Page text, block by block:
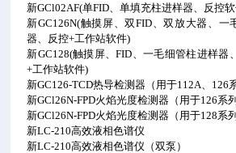
新GCl02AF(单FID、单填充柱进样器、反控
新GC126N(触摸屏、双FID、双放大器、一
器、反控+工作站软件)
新GC128(触摸屏、FID、一毛细管柱进样器
+工作站软件)
新GC126-TCD热导检测器（用于112A、126
新GCl26N-FPD火焰光度检测器（用于126系列
新GCl26N-FPD火焰光度检测器（用于128系列
新LC-210高效液相色谱仪
新LC-210高效液相色谱仪（双泵）